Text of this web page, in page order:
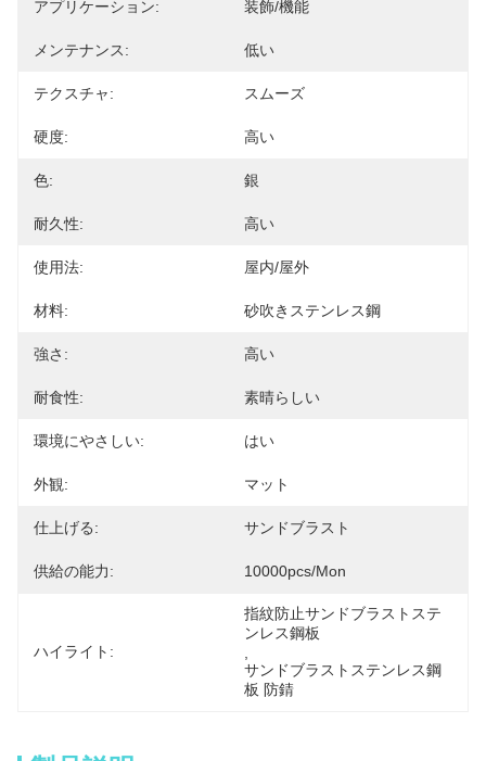
アプリケーション: 装飾/機能
メンテナンス: 低い
テクスチャ: スムーズ
硬度: 高い
色: 銀
耐久性: 高い
使用法: 屋内/屋外
材料: 砂吹きステンレス鋼
強さ: 高い
耐食性: 素晴らしい
環境にやさしい: はい
外観: マット
仕上げる: サンドブラスト
供給の能力: 10000pcs/mon
ハイライト:
指紋防止サンドブラストステ
ンレス鋼板
サンドブラストステンレス鋼
板 防錆